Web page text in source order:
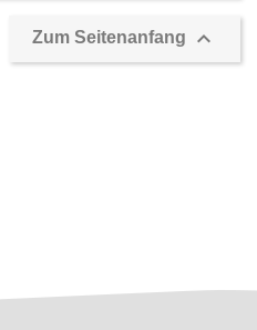
Zum Seitenanfang 